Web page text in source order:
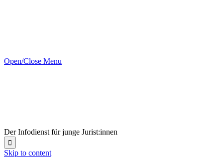
Open/Close Menu
Der Infodienst für junge Jurist:innen

Skip to content